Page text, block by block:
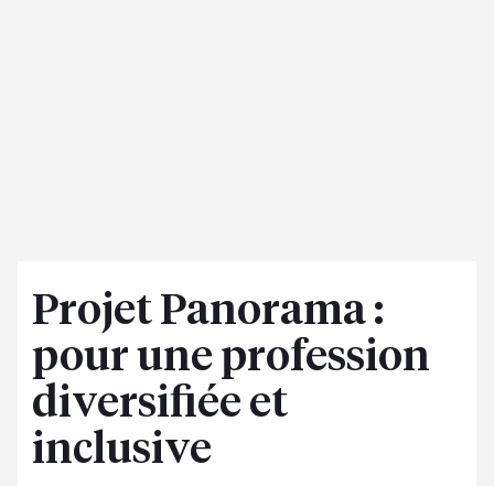
Projet Panorama :
pour une profession
diversifiée et
inclusive